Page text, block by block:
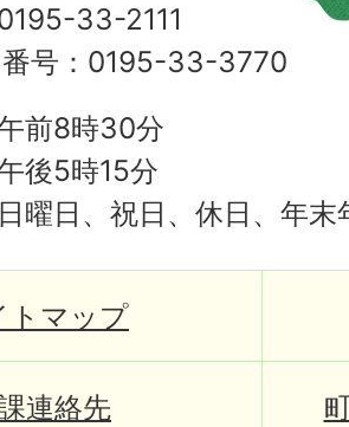
33-2111
号：0195-33-3770
前8時30分
後5時15分
日曜日、祝日、休日、年
トマップ
連絡先